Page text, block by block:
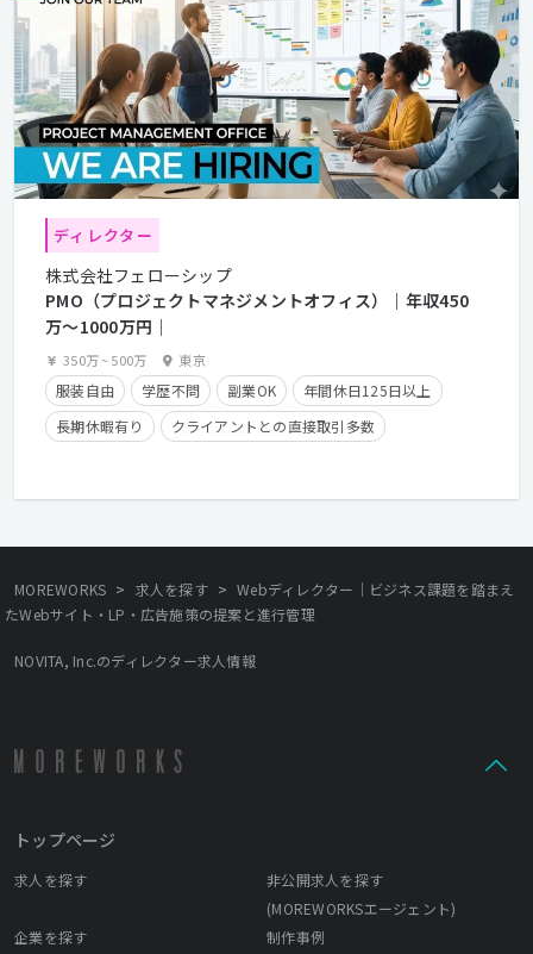
ディレクター
株式会社フェローシップ
PMO（プロジェクトマネジメントオフィス）｜年収450
万〜1000万円｜
350万~500万 東京
服装自由 学歴不問 副業OK
年間休日125日以上
長期休暇有り
クライアントとの直接取引多数
MOREWORKS > 求人を探す > Webディレクター｜ビジネス課題を踏まえ
たWebサイト・LP・広告施策の提案と進行管理
NOVITA, Inc.のディレクター求人情報
トップページ
求人を探す
非公開求人を探す
(MOREWORKSエージェント)
企業を探す
制作事例